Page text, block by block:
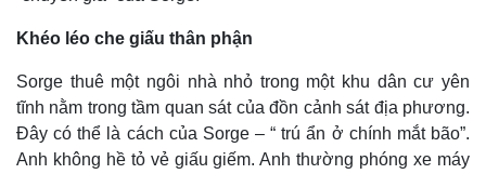
Kinh tế
Bất động sản
Thị trường
Giá vàng
Khéo léo che giấu thân phận
Sorge thuê một ngôi nhà nhỏ trong một khu dân cư yên
tĩnh nằm trong tầm quan sát của đồn cảnh sát địa phương.
Đây có thể là cách của Sorge – “ trú ẩn ở chính mắt bão”.
Anh không hề tỏ vẻ giấu giếm. Anh thường phóng xe máy